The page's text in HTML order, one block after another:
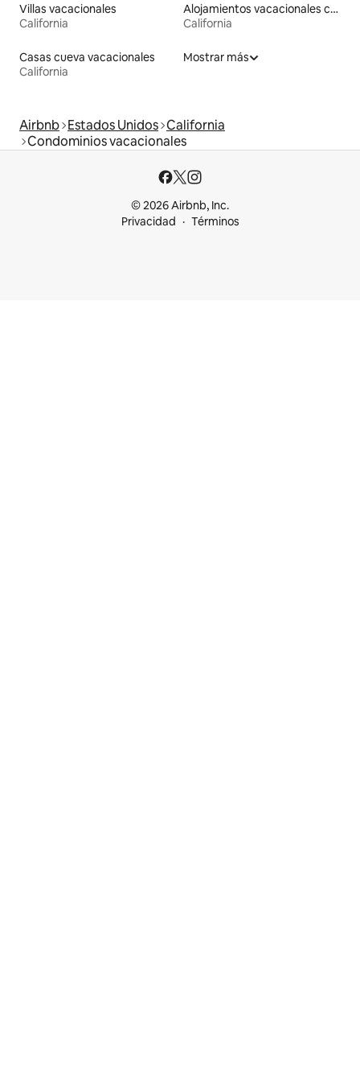
Villas vacacionales
California
Alojamientos vacacionales con entrada y salida de pistas de esquí
California
Casas cueva vacacionales
California
Mostrar más
Airbnb Estados Unidos California
Condominios vacacionales
© 2026 Airbnb, Inc.
Privacidad
Términos